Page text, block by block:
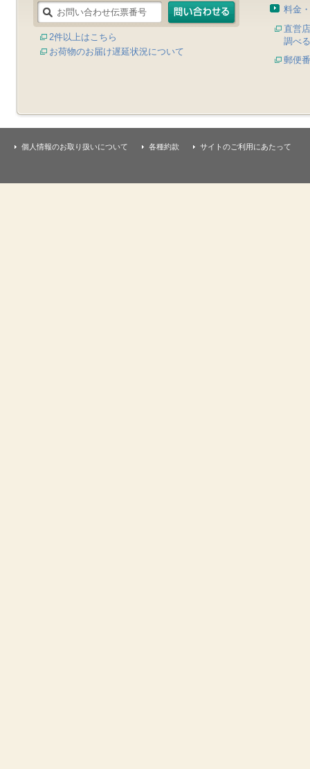
2件以上はこちら
お荷物のお届け遅延状況について
料金
直営
調べる
郵便
個人情報のお取り扱いについて 各種約款 サイトのご利用にあたって